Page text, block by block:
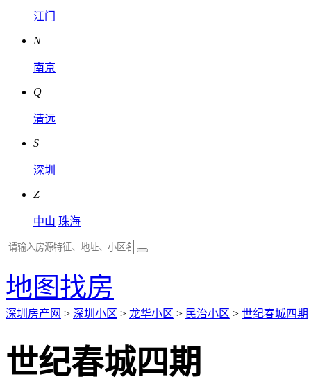
江门
N
南京
Q
清远
S
深圳
Z
中山 珠海
地图找房
深圳房产网 > 深圳小区 > 龙华小区 > 民治小区 > 世纪春城四期
世纪春城四期